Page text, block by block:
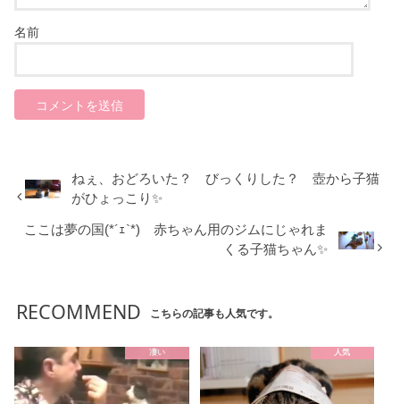
名前
ねぇ、おどろいた？ びっくりした？ 壺から子猫
がひょっこり✨
ここは夢の国(*´ｪ`*) 赤ちゃん用のジムにじゃれま
くる子猫ちゃん✨
RECOMMEND こちらの記事も人気です。
凄い 人気